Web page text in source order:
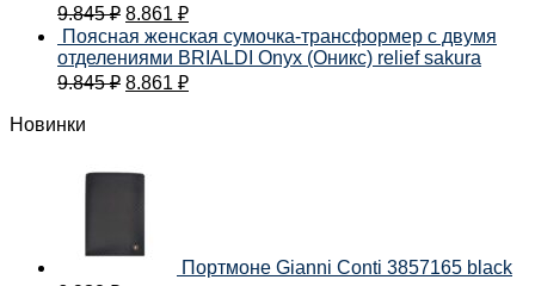
9.845₽ 8.861 ₽
Поясная женская сумочка-трансформер с двумя
отделениями BRIALDI Onyx (Оникс) relief sakura
9.845₽ 8.861 ₽
Новинки
Портмоне Gianni Conti 3857165 black